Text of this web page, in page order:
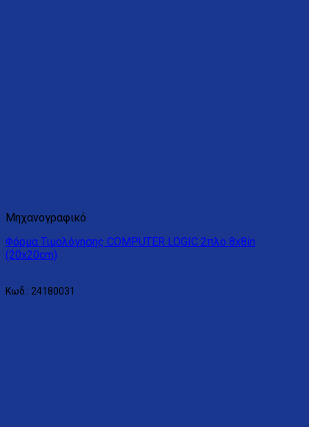
Μηχανογραφικό
Φόρμα Τιμολόγησης COMPUTER LOGIC 2πλο 8x8in
(20x20cm)
Κωδ.: 24180031